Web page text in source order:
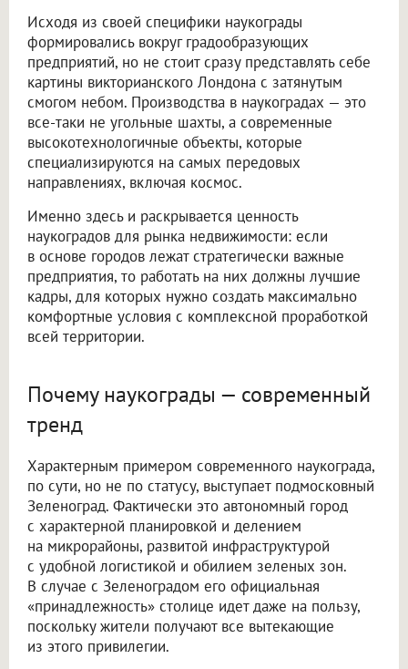
Исходя из своей специфики наукограды
формировались вокруг градообразующих
предприятий, но не стоит сразу представлять себе
картины викторианского Лондона с затянутым
смогом небом. Производства в наукоградах — это
все-таки не угольные шахты, а современные
высокотехнологичные объекты, которые
специализируются на самых передовых
направлениях, включая космос.
Именно здесь и раскрывается ценность
наукоградов для рынка недвижимости: если
в основе городов лежат стратегически важные
предприятия, то работать на них должны лучшие
кадры, для которых нужно создать максимально
комфортные условия с комплексной проработкой
всей территории.
Почему наукограды — современный
тренд
Характерным примером современного наукограда,
по сути, но не по статусу, выступает подмосковный
Зеленоград. Фактически это автономный город
с характерной планировкой и делением
на микрорайоны, развитой инфраструктурой
с удобной логистикой и обилием зеленых зон.
В случае с Зеленоградом его официальная
«принадлежность» столице идет даже на пользу,
поскольку жители получают все вытекающие
из этого привилегии.